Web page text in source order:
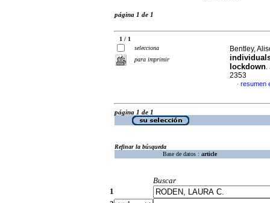
página 1 de 1
1 / 1
selecciona
para imprimir
Bentley,
lockdown.
2353
· resumen
página 1 de 1
Refinar la búsqueda
Base de datos : article
Buscar
1